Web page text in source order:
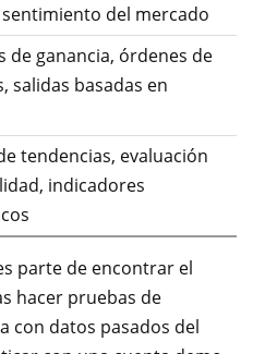
del mercado
de ganancia, órdenes de
salidas basadas en
tendencias, evaluación
indicadores
parte de encontrar el
hacer pruebas de
con datos pasados del